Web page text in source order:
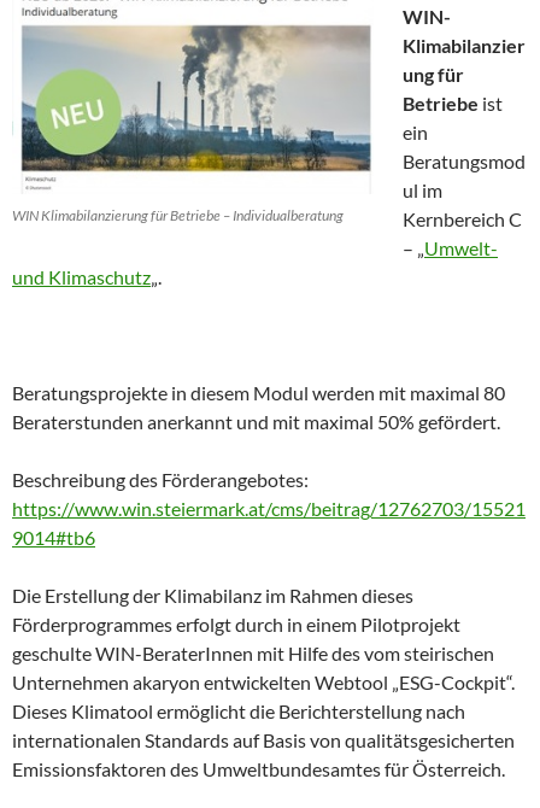
WIN Klimabilanzierung für Betriebe – Individualberatung
WIN-
Klimabilanzier
ung für
Betriebe ist
ein
Beratungsmod
ul im
Kernbereich C
– „ Umwelt-
und Klimaschutz
Beratungsprojekte in diesem Modul werden mit maximal 80
Beraterstunden anerkannt und mit maximal 50% gefördert.
Beschreibung des Förderangebotes:
https://www.win.steiermark.at/cms/beitrag/12762703/15521
9014#tb6
Die Erstellung der Klimabilanz im Rahmen dieses
Förderprogrammes erfolgt durch in einem Pilotprojekt
geschulte WIN-BeraterInnen mit Hilfe des vom steirischen
Unternehmen akaryon entwickelten Webtool „ESG-Cockpit“.
Dieses Klimatool ermöglicht die Berichterstellung nach
internationalen Standards auf Basis von qualitätsgesicherten
Emissionsfaktoren des Umweltbundesamtes für Österreich.